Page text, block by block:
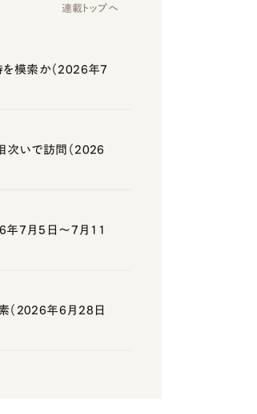
連載トップへ
模索か（2026年7
次いで訪問（2026
年7月5日～7月11
（2026年6月28日